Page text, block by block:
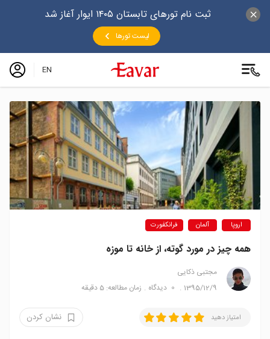
ثبت نام تورهای تابستان ۱۴۰۵ ایوار آغاز شد
لیست تورها
EN
اروپا آلمان فرانکفورت
همه چیز در مورد گوته، از خانه تا موزه
مجتبی ذکایی
1395/12/9
0 دیدگاه زمان مطالعه: 5 دقیقه
امتیاز دهید نشان کردن